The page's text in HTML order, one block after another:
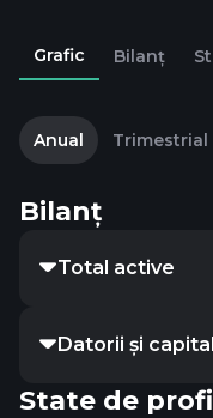
Grafic Bilanț
Anual Trimestrial
Bilanț
Total active
Datorii și
State de